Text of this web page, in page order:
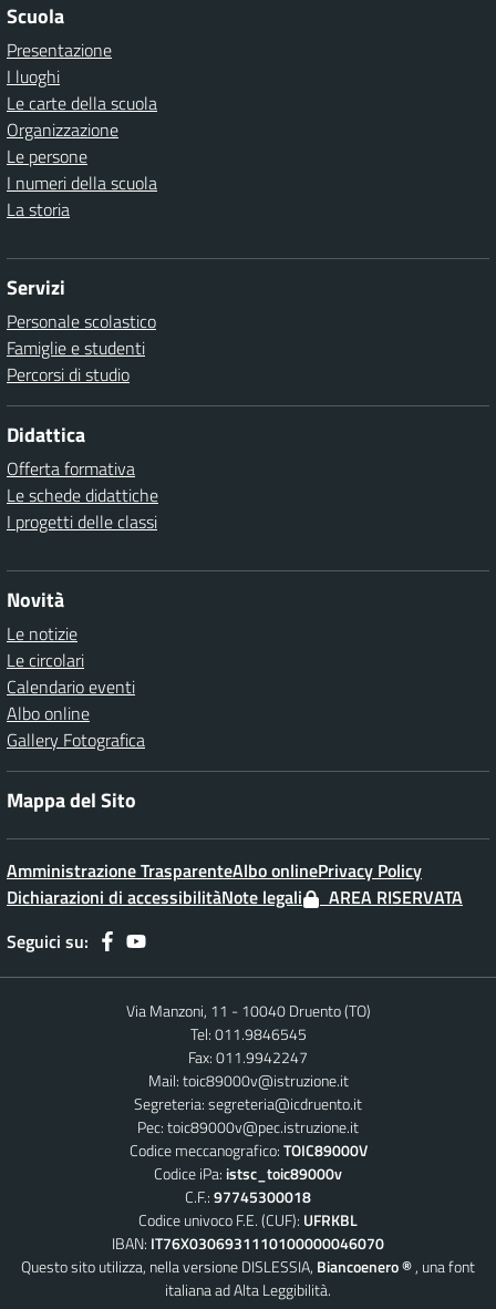
Scuola
Presentazione
I luoghi
Le carte della scuola
Organizzazione
Le persone
I numeri della scuola
La storia
Servizi
Personale scolastico
Famiglie e studenti
Percorsi di studio
Didattica
Offerta formativa
Le schede didattiche
I progetti delle classi
Novità
Le notizie
Le circolari
Calendario eventi
Albo online
Gallery Fotografica
Mappa del Sito
Amministrazione TrasparenteAlbo onlinePrivacy Policy
Dichiarazioni di accessibilitàNote legali
AREA RISERVATA
Seguici su:
Via Manzoni, 11 - 10040 Druento (TO)
Tel: 011.9846545
Fax: 011.9942247
Mail:toic89000v@istruzione.it
Segreteria:segreteria@icdruento.it
Pec:toic89000v@pec.istruzione.it
Codice meccanografico:TOIC89000V
Codice iPa: istsc_toic89000v
C.F.:97745300018
Codice univoco F.E. (CUF): UFRKBL
IBAN: IT76X0306931110100000046070
Questo sito utilizza, nella versione DISLESSIA, Biancoenero ®, una font
italiana ad Alta Leggibilità.